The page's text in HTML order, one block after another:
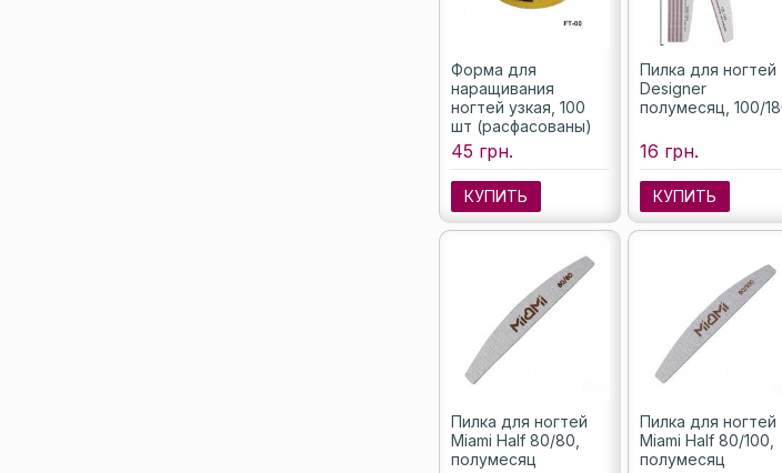
Форма для
наращивания
ногтей узкая, 100
шт (расфасованы)
45 грн.
КУПИТЬ
Пилка для ногтей
Designer
полумесяц, 100/
16 грн.
КУПИТЬ
Пилка для ногтей
Miami Half 80/80,
полумесяц
Пилка для ногтей
Miami Half 80/100,
полумесяц